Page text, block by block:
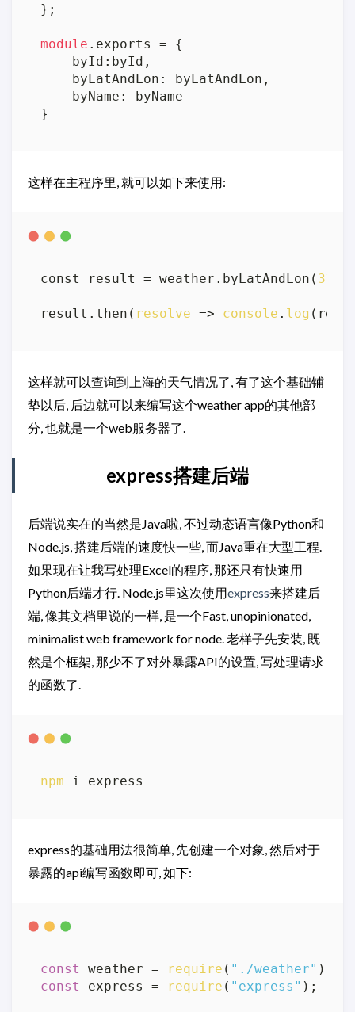
};
module . exports
= {
byId :byId,
byLatAndLon : byLatAndLon,
byName : byName
这样在主程序里, 就可以如下来使用:
const result = weather.byLatAndLon(
result.then( resolve => console . log
这样就可以查询到上海的天气情况了, 有了这个基础铺
垫以后, 后边就可以来编写这个weather app的其他部
分, 也就是一个web服务器了.
express搭建后端
后端说实在的当然是Java啦, 不过动态语言像Python和
Node.js, 搭建后端的速度快一些, 而Java重在大型工程.
如果现在让我写处理Excel的程序, 那还只有快速用
Python后端才行. Node.js里这次使用express来搭建后
端, 像其文档里说的一样, 是一个Fast, unopinionated,
minimalist web framework for node. 老样子先安装, 既
然是个框架, 那少不了对外暴露API的设置, 写处理请求
的函数了.
npm i express
express的基础用法很简单, 先创建一个对象, 然后对于
暴露的api编写函数即可, 如下:
const weather = require ( "./weather"
const
express = require ( "express" );